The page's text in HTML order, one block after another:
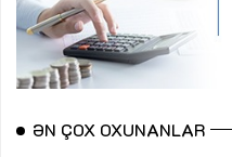
ƏN ÇOX OXUNANLAR